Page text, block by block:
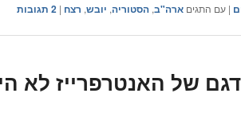
| עם התגים ארה"ב, הסטוריה, יובש, רצח |
2 תגובות
של האנטרפרייז לא